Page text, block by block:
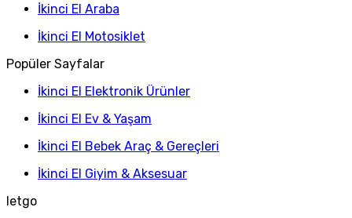
İkinci El Araba
İkinci El Motosiklet
Popüler Sayfalar
İkinci El Elektronik Ürünler
İkinci El Ev & Yaşam
İkinci El Bebek Araç & Gereçleri
İkinci El Giyim & Aksesuar
letgo